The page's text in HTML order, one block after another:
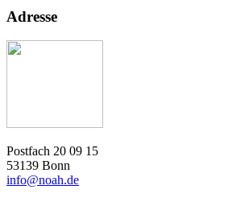
Adresse
Postfach 20 09 15
53139 Bonn
info@noah.de